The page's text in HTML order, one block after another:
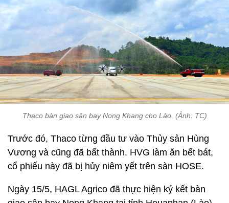
Thaco bàn giao sân bay Nong Khang cho Lào. (Ảnh: TC)
Trước đó, Thaco từng đầu tư vào Thủy sản Hùng
Vương và cũng đã bất thành. HVG làm ăn bết bát,
cổ phiếu này đã bị hủy niêm yết trên sàn HOSE.
Ngày 15/5, HAGL Agrico đã thực hiện ký kết bàn